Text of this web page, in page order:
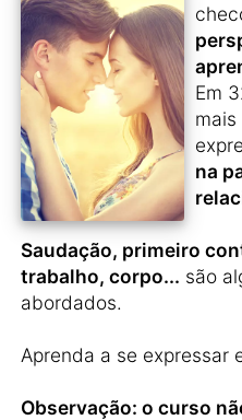
Em
na
Saudação, primeiro
trabalho, corpo... são
abordados.
Aprenda a se expressar
Observação: o curso